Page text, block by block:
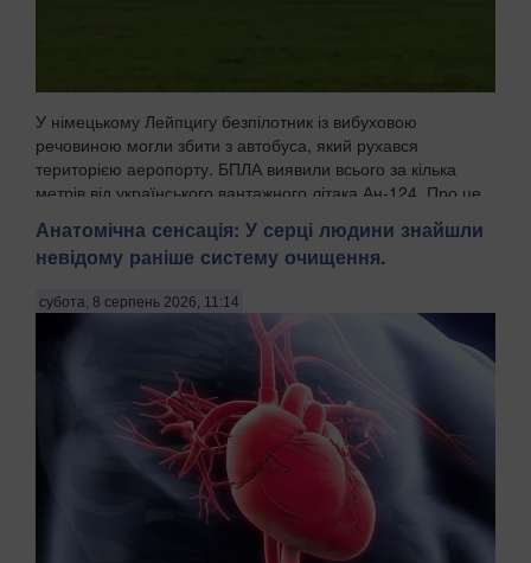
У німецькому Лейпцигу безпілотник із вибуховою
речовиною могли збити з автобуса, який рухався
територією аеропорту. БПЛА виявили всього за кілька
метрів від українського вантажного літака Ан-124. Про це
пише WELT із посиланням на німецькі органи безпек...
Анатомічна сенсація: У серці людини знайшли
невідому раніше систему очищення.
субота, 8 серпень 2026, 11:14